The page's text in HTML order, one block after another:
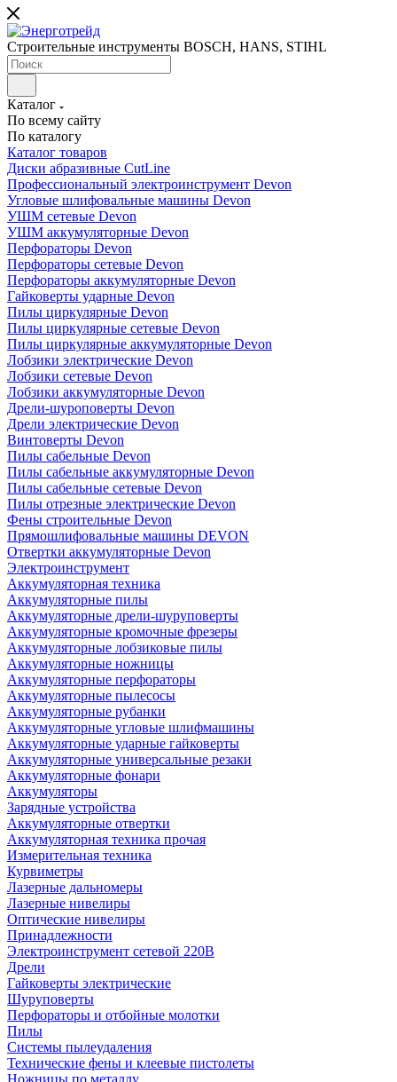
Строительные инструменты BOSCH, HANS, STIHL
Каталог
По всему сайту
По каталогу
Каталог товаров
Диски абразивные CutLine
Профессиональный электроинструмент Devon
Угловые шлифовальные машины Devon
УШМ сетевые Devon
УШМ аккумуляторные Devon
Перфораторы Devon
Перфораторы сетевые Devon
Перфораторы аккумуляторные Devon
Гайковерты ударные Devon
Пилы циркулярные Devon
Пилы циркулярные сетевые Devon
Пилы циркулярные аккумуляторные Devon
Лобзики электрические Devon
Лобзики сетевые Devon
Лобзики аккумуляторные Devon
Дрели-шуроповерты Devon
Дрели электрические Devon
Винтоверты Devon
Пилы сабельные Devon
Пилы сабельные аккумуляторные Devon
Пилы сабельные сетевые Devon
Пилы отрезные электрические Devon
Фены строительные Devon
Прямошлифовальные машины DEVON
Отвертки аккумуляторные Devon
Электроинструмент
Аккумуляторная техника
Аккумуляторные пилы
Аккумуляторные дрели-шуруповерты
Аккумуляторные кромочные фрезеры
Аккумуляторные лобзиковые пилы
Аккумуляторные ножницы
Аккумуляторные перфораторы
Аккумуляторные пылесосы
Аккумуляторные рубанки
Аккумуляторные угловые шлифмашины
Аккумуляторные ударные гайковерты
Аккумуляторные универсальные резаки
Аккумуляторные фонари
Аккумуляторы
Зарядные устройства
Аккумуляторные отвертки
Аккумуляторная техника прочая
Измерительная техника
Курвиметры
Лазерные дальномеры
Лазерные нивелиры
Оптические нивелиры
Принадлежности
Электроинструмент сетевой 220В
Дрели
Гайковерты электрические
Шуруповерты
Перфораторы и отбойные молотки
Пилы
Системы пылеудаления
Технические фены и клеевые пистолеты
Ножницы по металлу